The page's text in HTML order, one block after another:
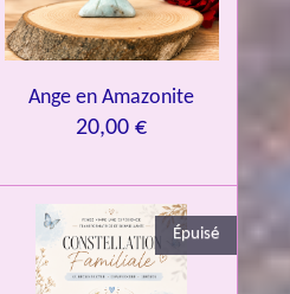
Ange en Amazonite
20,00 €
Épuisé